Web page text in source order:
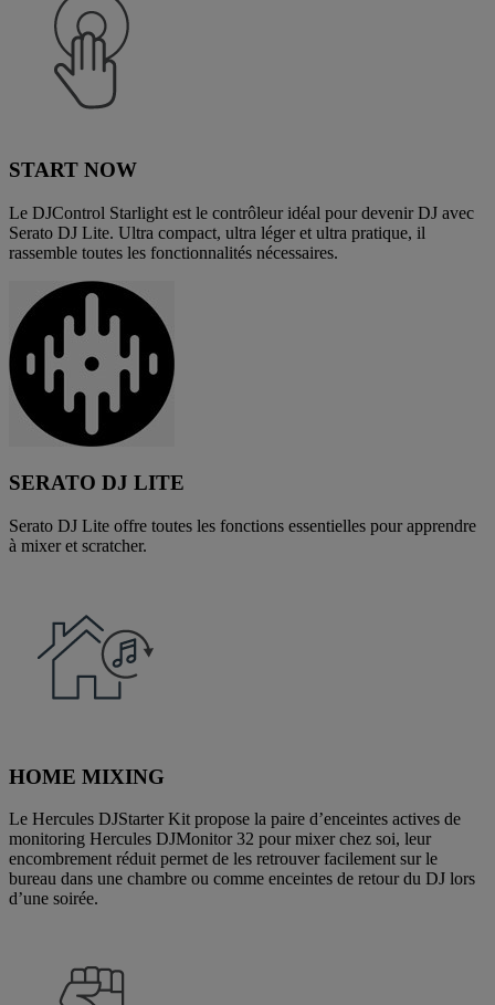
START NOW
Le DJControl Starlight est le contrôleur idéal pour devenir DJ avec
Serato DJ Lite. Ultra compact, ultra léger et ultra pratique, il
rassemble toutes les fonctionnalités nécessaires.
SERATO DJ LITE
Serato DJ Lite offre toutes les fonctions essentielles pour apprendre
à mixer et scratcher.
HOME MIXING
Le Hercules DJStarter Kit propose la paire d’enceintes actives de
monitoring Hercules DJMonitor 32 pour mixer chez soi, leur
encombrement réduit permet de les retrouver facilement sur le
bureau dans une chambre ou comme enceintes de retour du DJ lors
d’une soirée.